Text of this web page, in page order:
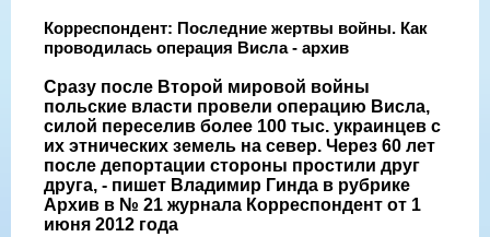
Корреспондент: Последние жертвы войны. Как
проводилась операция Висла - архив
Сразу после Второй мировой войны
польские власти провели операцию Висла,
силой переселив более 100 тыс. украинцев с
их этнических земель на север. Через 60 лет
после депортации стороны простили друг
друга, - пишет Владимир Гинда в рубрике
Архив в № 21 журнала Корреспондент от 1
июня 2012 года